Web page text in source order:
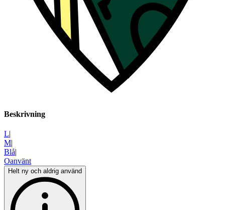
Beskrivning
L|
M|
Blå|
Oanvänt
Helt ny och aldrig använd